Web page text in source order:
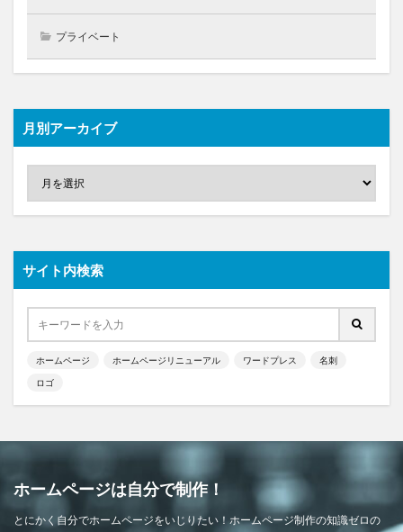
プライベート
月別アーカイブ
サイト内検索
ホームページ ホームページリニューアル ワードプレス 名刺
ロゴ
ホームページは自分で制作！
とにかく自分でホームページをいじりたい！ホームページ制作の知識ゼロの